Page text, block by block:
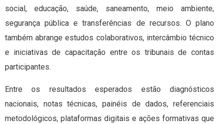
social, educação, saúde, saneamento, meio ambiente,
segurança pública e transferências de recursos. O plano
também abrange estudos colaborativos, intercâmbio técnico
e iniciativas de capacitação entre os tribunais de contas
participantes.
Entre os resultados esperados estão diagnósticos
nacionais, notas técnicas, painéis de dados, referenciais
metodológicos, plataformas digitais e ações formativas que